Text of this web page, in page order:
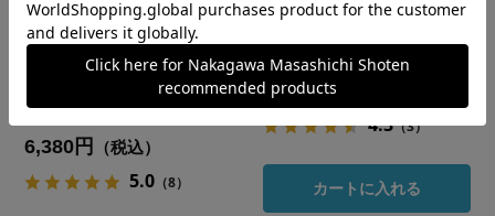
漆琳堂 越前硬漆 一乗
椀 4.5寸
サイズ：4.5寸 カラー：
200 黒
6,380円 （税込）
5.0 （8）
漆琳堂 内塗り椀
カラー：黄×赤
11,550円
4.3（3）
カートに入れる